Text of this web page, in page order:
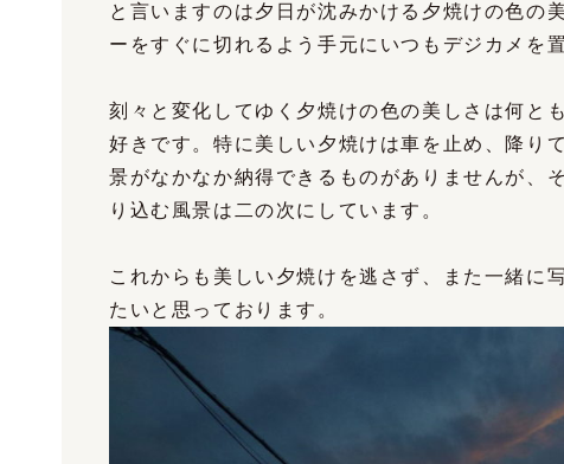
と言いますのは夕日が沈みかける夕焼けの色の
ーをすぐに切れるよう手元にいつもデジカメを
刻々と変化してゆく夕焼けの色の美しさは何と
好きです。特に美しい夕焼けは車を止め、降り
景がなかなか納得できるものがありませんが、
り込む風景は二の次にしています。
これからも美しい夕焼けを逃さず、また一緒に
たいと思っております。